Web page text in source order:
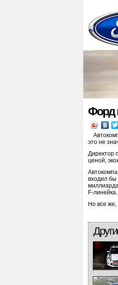
Форд
это не
Директор
ценой,
входил бы
F-линейка.
Но все